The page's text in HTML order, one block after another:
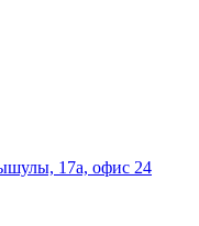
17а, офис 24